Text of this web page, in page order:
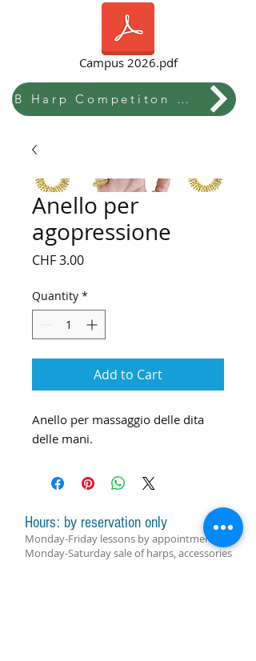
Campus 2026.pdf
B Harp Competiton & Festival
Anello per
agopressione
CHF 3.00Price
Quantity *
Add to Cart
Anello per massaggio delle dita
delle mani.
Hours: by reservation only
Monday-Friday lessons by appointment
Monday-Saturday sale of harps, accessories